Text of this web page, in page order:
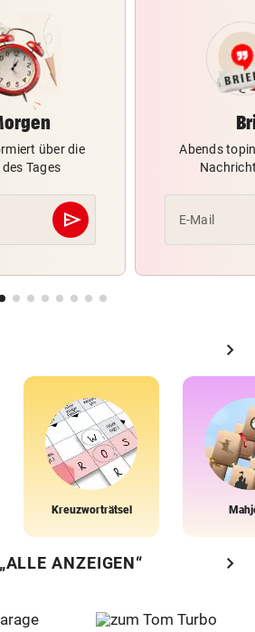
über die
Tages
send
Abschicken
Abends
E-Mail
chevron_right
Kreuzworträtsel
ANZEIGEN“ chevron_right